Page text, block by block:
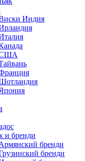
Индия
и бренди
бренди
бренди